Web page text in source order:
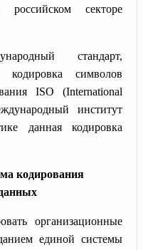
секторе
стандарт,
кодировка символов
ISO (International
институт
данная кодировка
кодирования
организационные
единой системы